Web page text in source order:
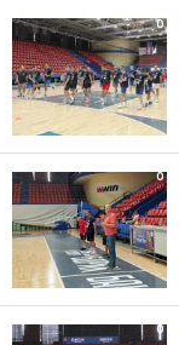
0
0
0